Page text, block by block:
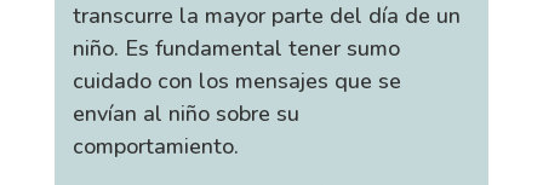
transcurre la mayor parte del día de un
niño. Es fundamental tener sumo
cuidado con los mensajes que se
envían al niño sobre su
comportamiento.